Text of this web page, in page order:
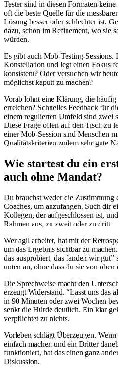
Tester sind in diesen Formaten
oft die beste Quelle für die
Lösung besser oder schlechter ist.
dazu, schon im Refinement, wo sie
würden.
Es gibt auch Mob-Testing-
Konstellation und legt einen Fokus
konsistent? Oder versuchen wir
möglichst kaputt zu machen?
Vorab lohnt eine Klärung, die häufig
erreichen? Schnelles Feedback für
einem regulierten Umfeld sind zwei
Diese Frage offen auf den Tisch zu
einer Mob-Session sind Menschen
Qualitätskriterien zudem sehr gute
Wie startest du ein
auch ohne Mandat?
Du brauchst weder die Zustimmung
Coaches, um anzufangen. Such dir
Kollegen, der aufgeschlossen ist,
Rahmen aus, zu zweit oder zu dritt.
Wer agil arbeitet, hat mit der
um das Ergebnis sichtbar zu
das ausprobiert, das fanden wir gut”
unten an, ohne dass du sie von oben
Die Sprechweise macht den
erzeugt Widerstand. “Lasst uns das
in 90 Minuten oder zwei Wochen
senkt die Hürde deutlich. Ein klar
verpflichtet zu nichts.
Vorleben schlägt Überzeugen.
einfach machen und ein Dritter
funktioniert, hat das einen ganz
Diskussion.